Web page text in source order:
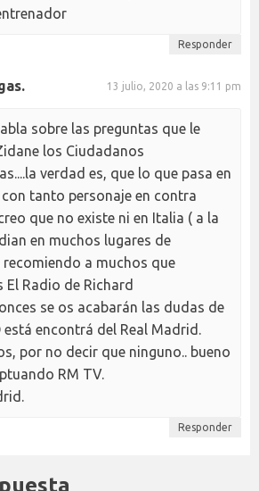
Responder
13 julio, 2020 a las 9:11 pm
sobre las preguntas que le
los Ciudadanos
verdad es, que lo que pasa en
tanto personaje en contra
que no existe ni en Italia ( a la
en muchos lugares de
recomiendo a muchos que
El Radio de Richard
se os acabarán las dudas de
está encontrá del Real Madrid.
por no decir que ninguno.. bueno
RM TV.
Responder